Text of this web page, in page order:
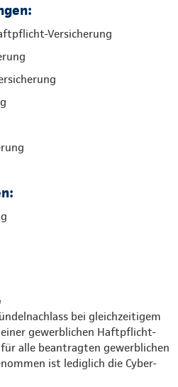
Versicherung
bei gleichzeitigem
gewerblichen Haftpflicht-
alle beantragten gewerblichen
ist lediglich die Cyber-